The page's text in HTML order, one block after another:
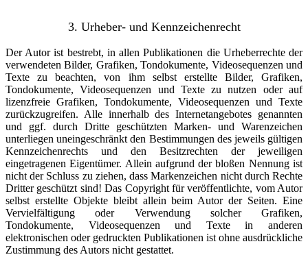
3. Urheber- und Kennzeichenrecht
Der Autor ist bestrebt, in allen Publikationen die Urheberrechte der
verwendeten Bilder, Grafiken, Tondokumente, Videosequenzen und
Texte zu beachten, von ihm selbst erstellte Bilder, Grafiken,
Tondokumente, Videosequenzen und Texte zu nutzen oder auf
lizenzfreie Grafiken, Tondokumente, Videosequenzen und Texte
zurückzugreifen. Alle innerhalb des Internetangebotes genannten
und ggf. durch Dritte geschützten Marken- und Warenzeichen
unterliegen uneingeschränkt den Bestimmungen des jeweils gültigen
Kennzeichenrechts und den Besitzrechten der jeweiligen
eingetragenen Eigentümer. Allein aufgrund der bloßen Nennung ist
nicht der Schluss zu ziehen, dass Markenzeichen nicht durch Rechte
Dritter geschützt sind! Das Copyright für veröffentlichte, vom Autor
selbst erstellte Objekte bleibt allein beim Autor der Seiten. Eine
Vervielfältigung oder Verwendung solcher Grafiken,
Tondokumente, Videosequenzen und Texte in anderen
elektronischen oder gedruckten Publikationen ist ohne ausdrückliche
Zustimmung des Autors nicht gestattet.